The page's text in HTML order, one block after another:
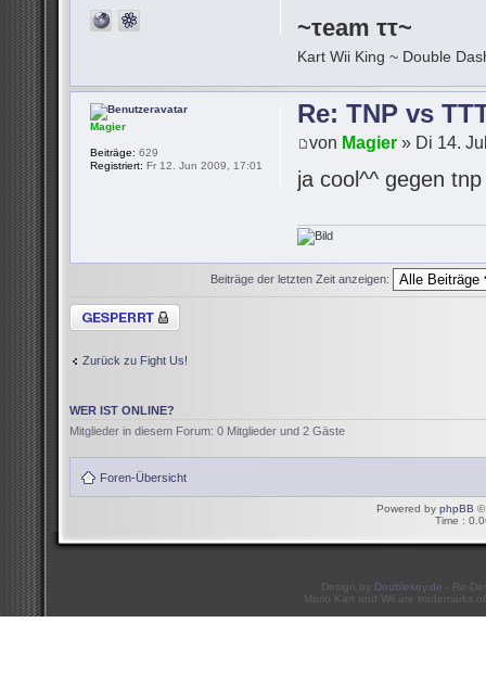
~τeam ττ~
Kart Wii King ~ Double
Re: TNP vs
von Magier » Di 14.
ja cool^^ gegen
Magier
Beiträge: 629
Registriert: Fr 12. Jun 2009, 17:01
Beiträge der letzten Zeit anzeigen:
Thema gesperrt
Zurück zu Fight Us!
WER IST ONLINE?
Mitglieder in diesem Forum: 0 Mitglieder und 2 Gäste
Foren-Übersicht
Powered by phpBB ©
Time :
Design by Doublekey.de - Re-
Mario Kart and Wii are trademarks